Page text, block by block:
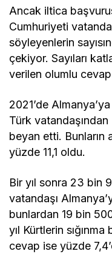
Ancak iltica
Cumhuriyeti
söyleyenlerin
çekiyor. Sayıları
verilen olumlu
2021’de
Türk
beyan etti. Bunların
yüzde 11,1 oldu.
Bir yıl sonra 23 bin
vatandaşı
bunlardan 19 bin
yıl Kürtlerin
cevap ise yüzde